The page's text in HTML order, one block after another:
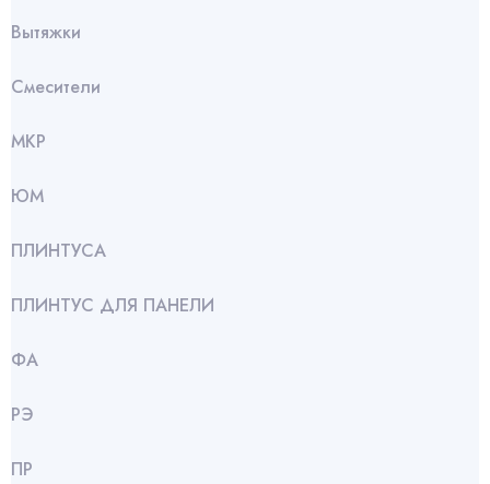
Вытяжки
Смесители
МКР
ЮМ
ПЛИНТУСА
ПЛИНТУС ДЛЯ ПАНЕЛИ
ФА
РЭ
ПР